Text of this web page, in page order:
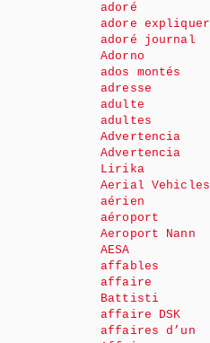
adoré
adore expliquer
adoré journal
Adorno
ados montés
adresse
adulte
adultes
Advertencia
Advertencia
Lirika
Aerial Vehicles
aérien
aéroport
Aeroport Nann
AESA
affables
affaire
Battisti
affaire DSK
affaires d’un